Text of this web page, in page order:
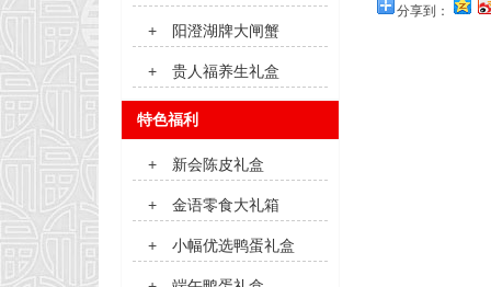
分享到：
+ 阳澄湖牌大闸蟹
+ 贵人福养生礼盒
特色福利
+ 新会陈皮礼盒
+ 金语零食大礼箱
+ 小幅优选鸭蛋礼盒